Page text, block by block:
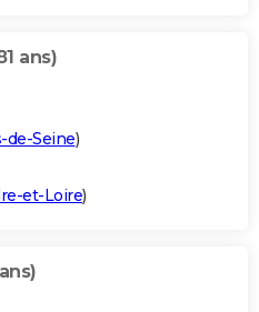
ans)
de-Seine)
et-Loire)